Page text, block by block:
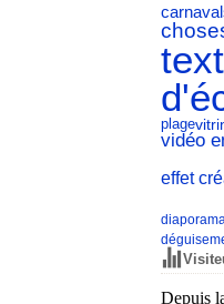
carnaval
plage
vidéo
effet
Depuis